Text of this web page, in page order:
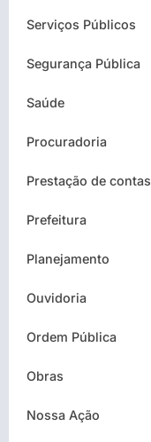
Serviços Públicos
Segurança Pública
Saúde
Procuradoria
Prestação de contas
Prefeitura
Planejamento
Ouvidoria
Ordem Pública
Obras
Nossa Ação